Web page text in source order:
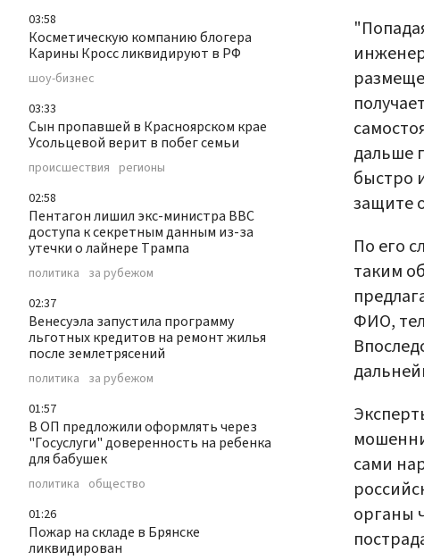
03:58
Косметическую компанию блогера
Карины Кросс ликвидируют в РФ
шоу-бизнес
03:33
Сын пропавшей в Красноярском крае
Усольцевой верит в побег семьи
происшествия регионы
02:58
Пентагон лишил экс-министра ВВС
доступа к секретным данным из-за
утечки о лайнере Трампа
политика за рубежом
02:37
Венесуэла запустила программу
льготных кредитов на ремонт жилья
после землетрясений
политика за рубежом
01:57
В ОП предложили оформлять через
"Госуслуги" доверенность на ребенка
для бабушек
политика общество
01:26
Пожар на складе в Брянске
ликвидирован
дальше
быстро
защите
По его
таким
ФИО,
сами
органы